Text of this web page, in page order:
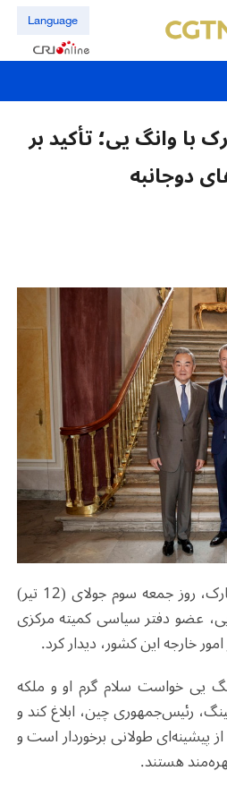
Language
با وانگ یی؛ تأکید بر
دوجانبه
فردریک دهم، پادشاه دانمارک، روز جمعه سوم جولای (12 تیر)
یی، عضو دفتر سیاسی کمیته مرکزی
خارجه این کشور، دیدار کرد.
یی خواست سلام گرم او و ملکه
رئیس‌جمهوری چین، ابلاغ کند و
پیشینه‌ای طولانی برخوردار است و
هستند.